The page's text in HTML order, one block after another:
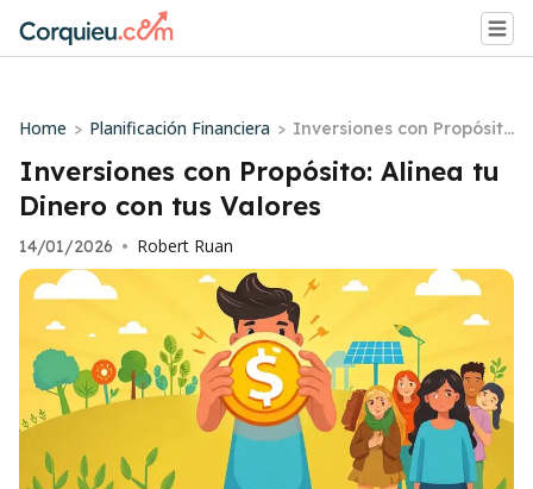
Home > Planificación Financiera > Inversiones con Propósit
o: Alinea tu Dinero con tu
s Valores
Inversiones con Propósito: Alinea tu
Dinero con tus Valores
14/01/2026 • Robert Ruan